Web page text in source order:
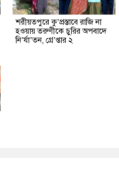
শরীয়তপুরে কু’প্রস্তাবে রাজি না
হওয়ায় তরুণীকে চুরির অপবাদে
নি’র্যা’তন, গ্রে’প্তার ২